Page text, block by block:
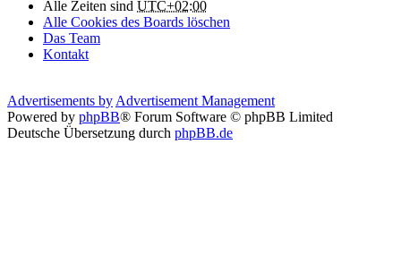
Alle Zeiten sind UTC+02:00
Alle Cookies des Boards löschen
Das Team
Kontakt
Advertisements by Advertisement Management
Powered by phpBB® Forum Software © phpBB Limited
Deutsche Übersetzung durch phpBB.de